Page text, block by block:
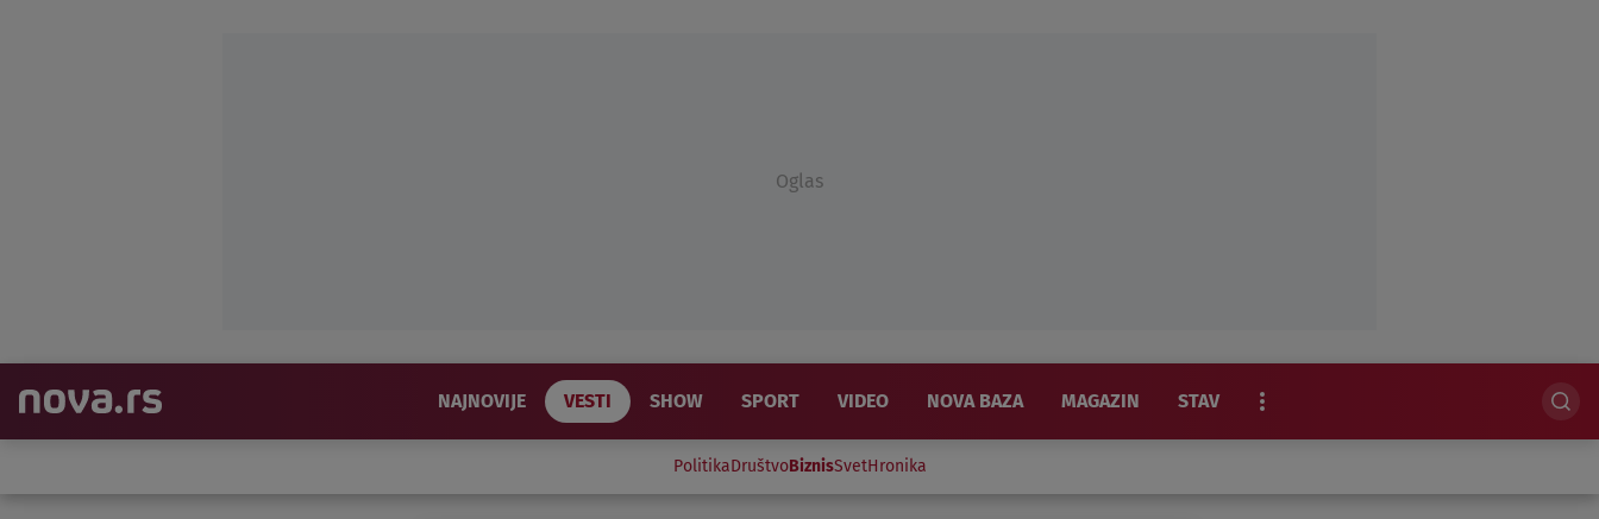
Oglas
NAJNOVIJE VESTI SHOW SPORT VIDEO NOVA BAZA MAGAZIN STAV
PolitikaDruštvoBiznisSvetHronika